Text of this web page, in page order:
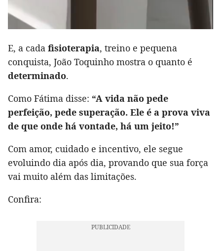
E, a cada fisioterapia, treino e pequena
conquista, João Toquinho mostra o quanto é
determinado.
Como Fátima disse: “A vida não pede
perfeição, pede superação. Ele é a prova viva
de que onde há vontade, há um jeito!”
Com amor, cuidado e incentivo, ele segue
evoluindo dia após dia, provando que sua força
vai muito além das limitações.
Confira: